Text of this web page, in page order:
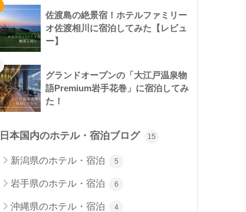
佐渡島の絶景宿！ホテルファミリー
オ佐渡相川に宿泊してみた【レビュ
ー】
グランドオープンの「大江戸温泉物
語Premium岩手花巻」に宿泊してみ
た！
日本国内のホテル・宿泊ブログ 15
新潟県のホテル・宿泊 5
岩手県のホテル・宿泊 6
沖縄県のホテル・宿泊 4